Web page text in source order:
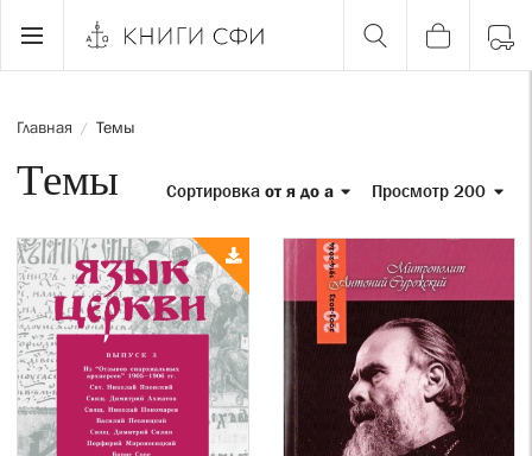
Главная / Темы
Темы Просмотр 200
Сортировка от я до а